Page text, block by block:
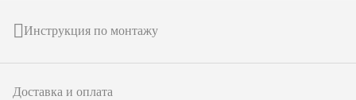
Инструкция по монтажу
Доставка и оплата